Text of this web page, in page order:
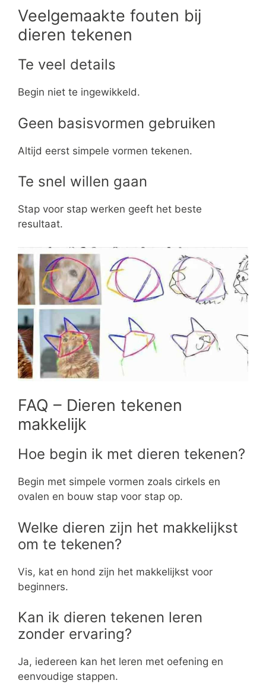
Veelgemaakte fouten bij
dieren tekenen
Te veel details
Begin niet te ingewikkeld.
Geen basisvormen gebruiken
Altijd eerst simpele vormen tekenen.
Te snel willen gaan
Stap voor stap werken geeft het beste
resultaat.
FAQ – Dieren tekenen
makkelijk
Hoe begin ik met dieren tekenen?
Begin met simpele vormen zoals cirkels en
ovalen en bouw stap voor stap op.
Welke dieren zijn het makkelijkst
om te tekenen?
Vis, kat en hond zijn het makkelijkst voor
beginners.
Kan ik dieren tekenen leren
zonder ervaring?
Ja, iedereen kan het leren met oefening en
eenvoudige stappen.